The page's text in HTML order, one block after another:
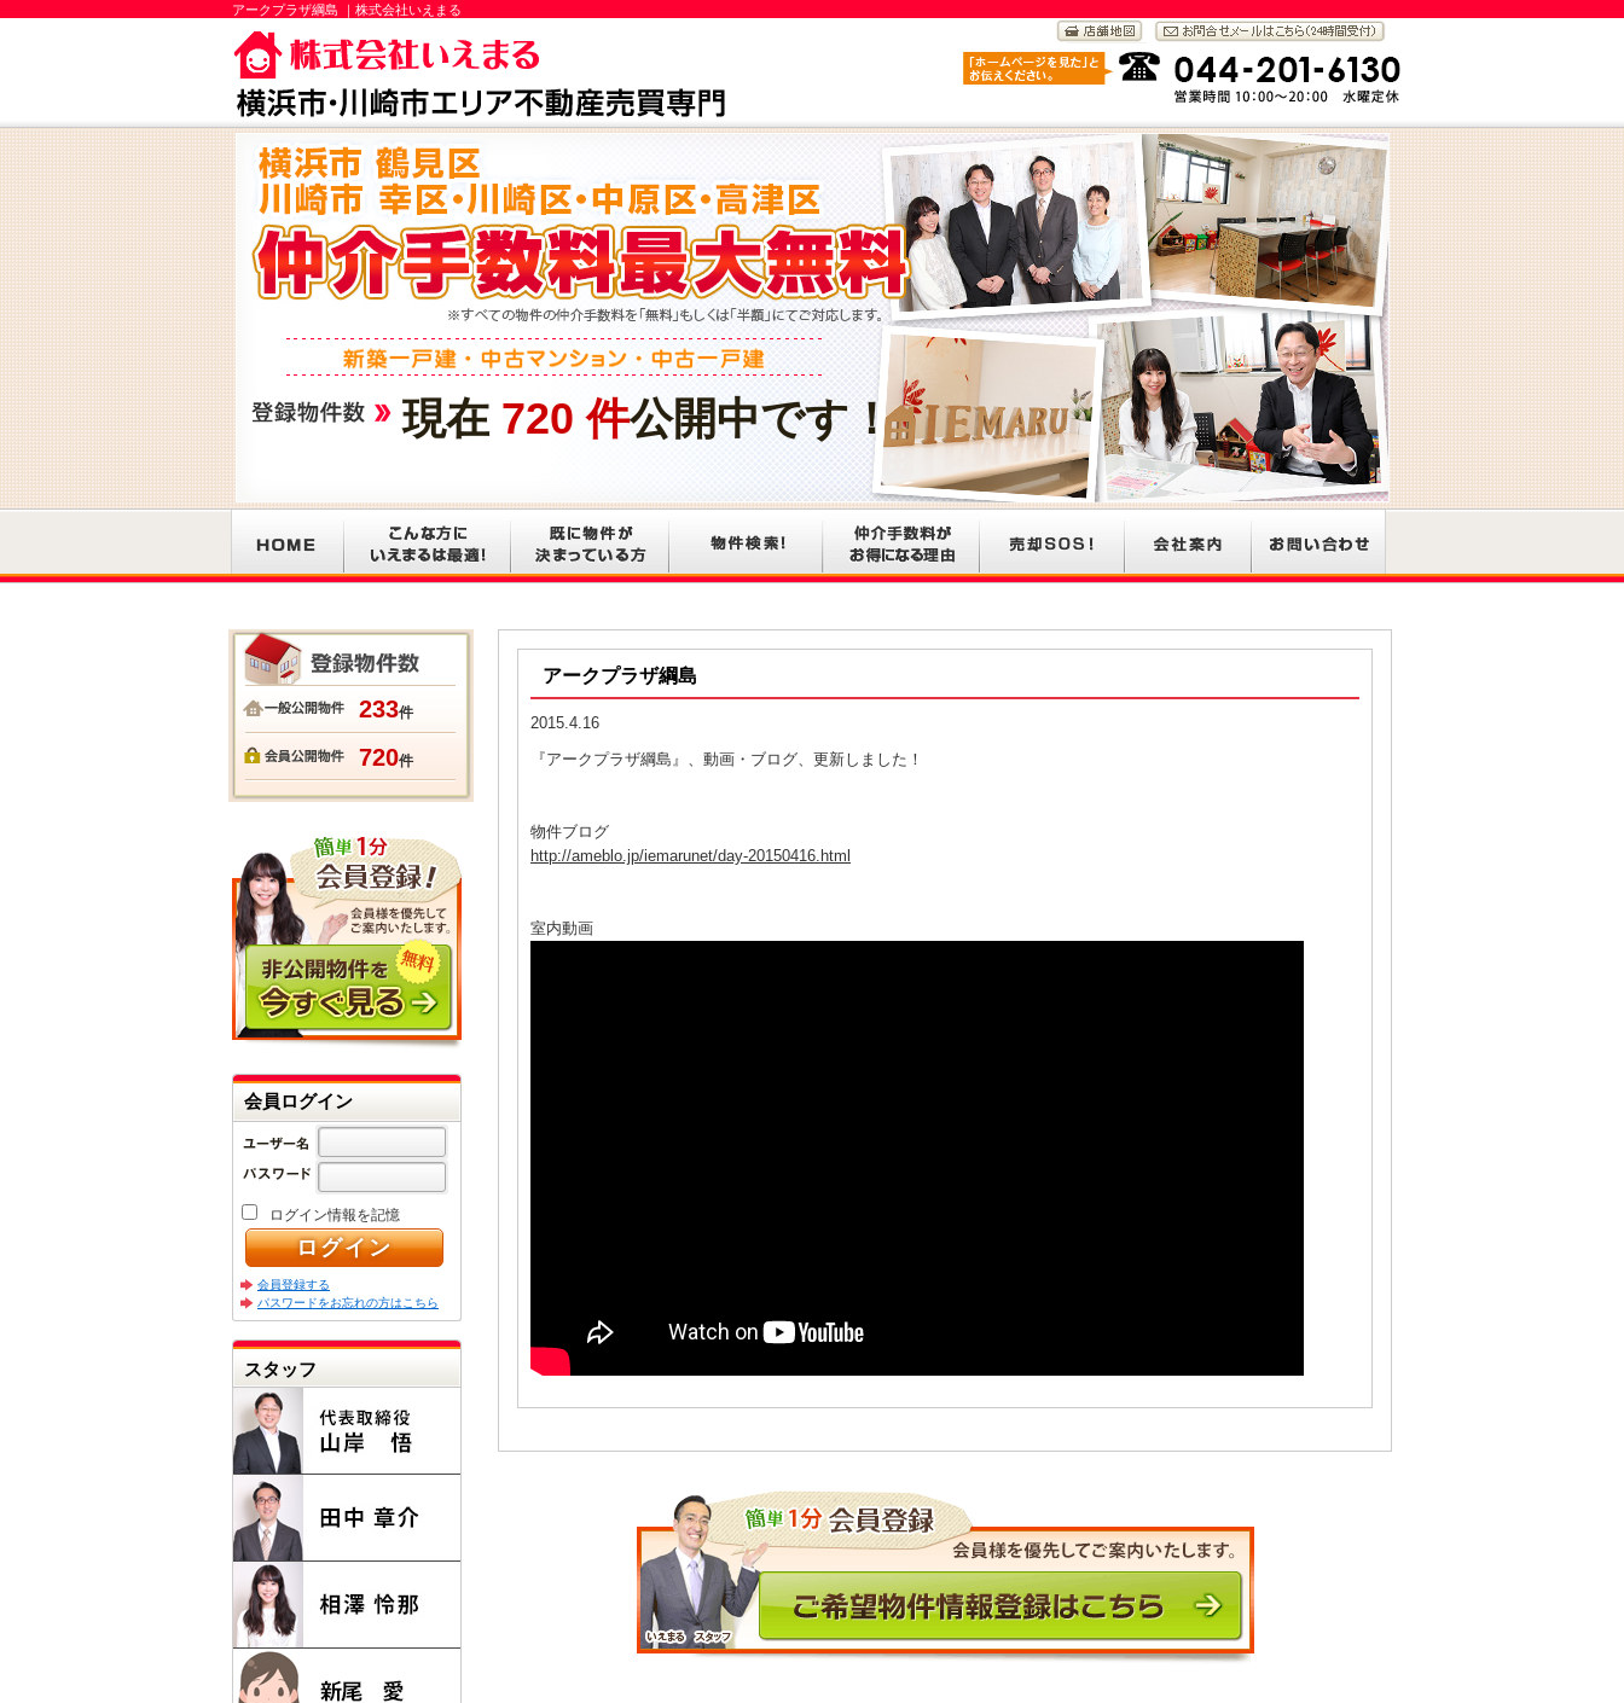
アークプラザ綱島 ｜株式会社いえまる
現在 720 件公開中です！
アークプラザ綱島
2015.4.16
『アークプラザ綱島』、動画・ブログ、更新しました！
物件ブログ
http://ameblo.jp/iemarunet/day-20150416.html
室内動画
233件
720件
会員ログイン
ログイン情報を記憶
会員登録する
パスワードをお忘れの方はこちら
スタッフ